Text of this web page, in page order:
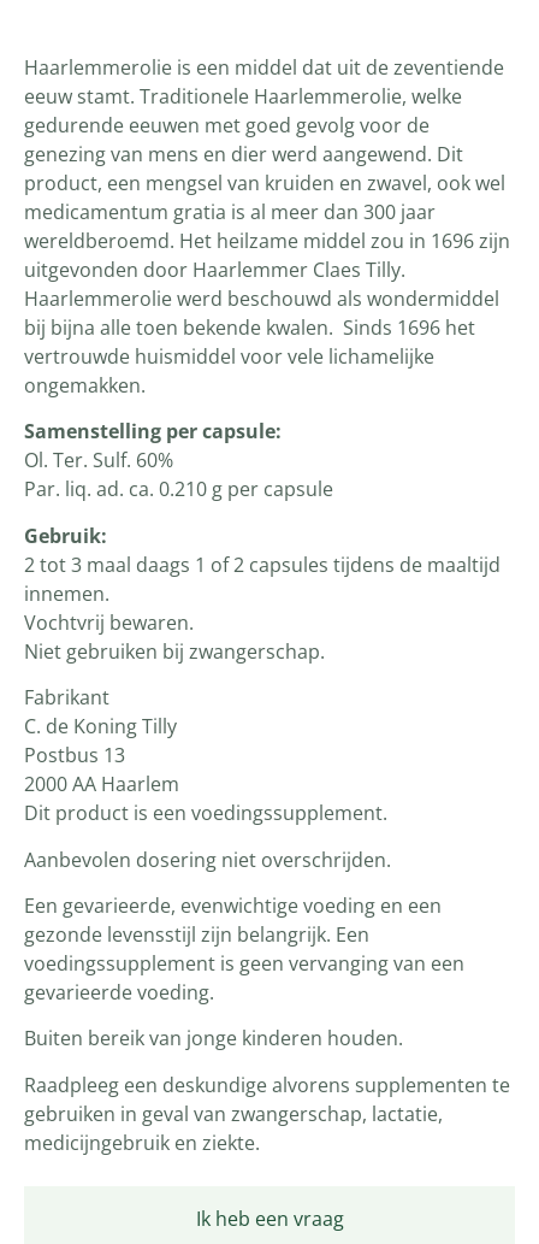
Ik heb een vraag
Haarlemmerolie is een middel dat uit de zeventiende
eeuw stamt. Traditionele Haarlemmerolie, welke
gedurende eeuwen met goed gevolg voor de
genezing van mens en dier werd aangewend. Dit
product, een mengsel van kruiden en zwavel, ook wel
medicamentum gratia is al meer dan 300 jaar
wereldberoemd. Het heilzame middel zou in 1696 zijn
uitgevonden door Haarlemmer Claes Tilly.
Haarlemmerolie werd beschouwd als wondermiddel
bij bijna alle toen bekende kwalen. Sinds 1696 het
vertrouwde huismiddel voor vele lichamelijke
ongemakken.
Samenstelling per capsule:
Ol. Ter. Sulf. 60%
Par. liq. ad. ca. 0.210 g per capsule
Gebruik:
2 tot 3 maal daags 1 of 2 capsules tijdens de maaltijd
innemen.
Vochtvrij bewaren.
Niet gebruiken bij zwangerschap.
Fabrikant
C. de Koning Tilly
Postbus 13
2000 AA Haarlem
Dit product is een voedingssupplement.
Aanbevolen dosering niet overschrijden.
Een gevarieerde, evenwichtige voeding en een
gezonde levensstijl zijn belangrijk. Een
voedingssupplement is geen vervanging van een
gevarieerde voeding.
Buiten bereik van jonge kinderen houden.
Raadpleeg een deskundige alvorens supplementen te
gebruiken in geval van zwangerschap, lactatie,
medicijngebruik en ziekte.